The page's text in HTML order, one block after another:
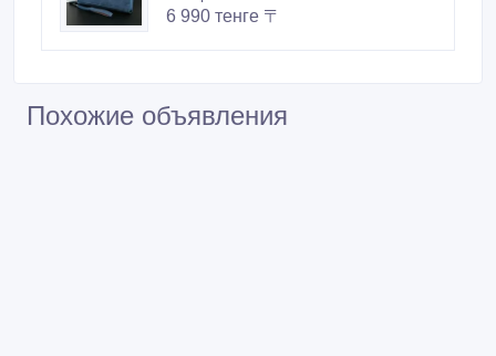
6 990 тенге 〒
Похожие объявления